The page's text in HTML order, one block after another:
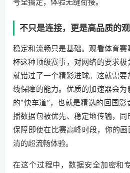
不只是连接，更是高品质的
稳定和流畅只是基础。观看体育
杯这种顶级赛事，对网络的要求
就错过了一个精彩进球。这就需
线保障的能力。优质的加速器会
的“快车道”，也就是精选的回国
播数据包被优先、稳定地传输，同
保障即使在比赛高峰时段，你的
清的超流畅体验。
在这个过程中，数据安全加密和